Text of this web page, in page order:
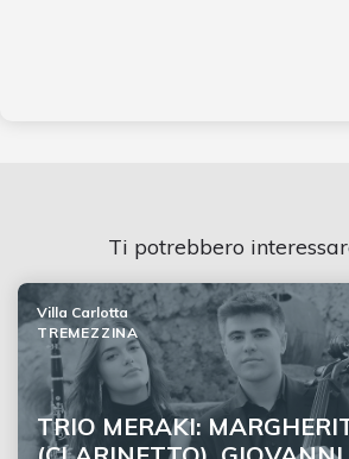
Ti potrebbero
TRIO MERAKI:
Villa Carlotta
TREMEZZINA